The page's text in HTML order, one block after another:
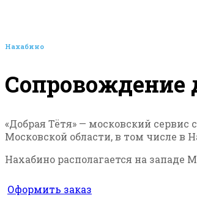
Нахабино
Сопровождение
«Добрая Тётя» — московский
Московской области, в том числе в
Нахабино располагается на западе
Оформить заказ